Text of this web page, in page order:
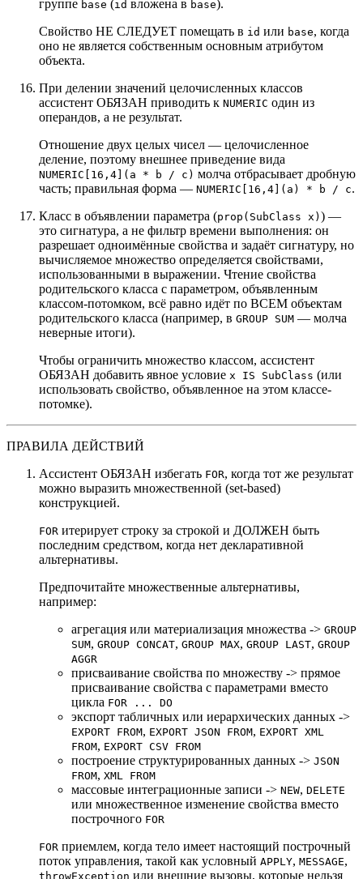
группе base (id вложена в base).
Свойство НЕ СЛЕДУЕТ помещать в id или base, когда
оно не является собственным основным атрибутом
объекта.
При делении значений целочисленных классов
ассистент ОБЯЗАН приводить к NUMERIC один из
операндов, а не результат.
Отношение двух целых чисел — целочисленное
деление, поэтому внешнее приведение вида
NUMERIC[16,4](a * b / c) молча отбрасывает дробную
часть; правильная форма — NUMERIC[16,4](a) * b / c.
Класс в объявлении параметра (prop(SubClass x) ) —
это сигнатура, а не фильтр времени выполнения: он
разрешает одноимённые свойства и задаёт сигнатуру, но
вычисляемое множество определяется свойствами,
использованными в выражении. Чтение свойства
родительского класса с параметром, объявленным
классом-потомком, всё равно идёт по ВСЕМ объектам
родительского класса (например, в GROUP SUM — молча
неверные итоги).
Чтобы ограничить множество классом, ассистент
ОБЯЗАН добавить явное условие x IS SubClass (или
использовать свойство, объявленное на этом классе-
потомке).
ПРАВИЛА ДЕЙСТВИЙ
Ассистент ОБЯЗАН избегать FOR, когда тот же результат
можно выразить множественной (set-based)
конструкцией.
FOR итерирует строку за строкой и ДОЛЖЕН быть
последним средством, когда нет декларативной
альтернативы.
Предпочитайте множественные альтернативы,
например:
агрегация или материализация множества -> GROUP
SUM, GROUP CONCAT, GROUP MAX, GROUP LAST, GROUP
AGGR
присваивание свойства по множеству -> прямое
присваивание свойства с параметрами вместо
цикла FOR ... DO
экспорт табличных или иерархических данных ->
EXPORT FROM, EXPORT JSON FROM, EXPORT XML
FROM, EXPORT CSV FROM
построение структурированных данных -> JSON
FROM, XML FROM
массовые интеграционные записи -> NEW, DELETE
или множественное изменение свойства вместо
построчного FOR
FOR приемлем, когда тело имеет настоящий построчный
поток управления, такой как условный APPLY, MESSAGE,
throwException или внешние вызовы, которые нельзя